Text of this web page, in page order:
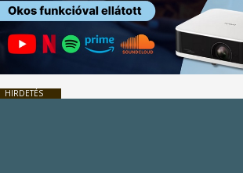
HIRDETÉS